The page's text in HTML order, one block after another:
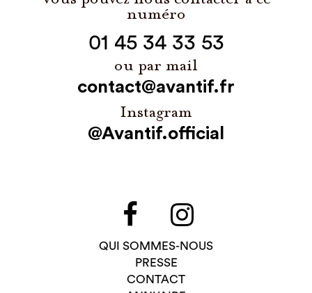
numéro
01 45 34 33 53
ou par mail
contact@avantif.fr
Instagram
@Avantif.official
QUI SOMMES-NOUS
PRESSE
CONTACT